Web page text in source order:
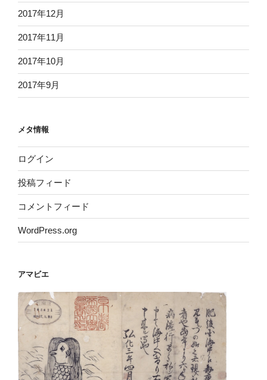
2017年12月
2017年11月
2017年10月
2017年9月
メタ情報
ログイン
投稿フィード
コメントフィード
WordPress.org
アマビエ